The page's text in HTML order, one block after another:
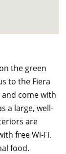
the green
to the Fiera
come with
a large, well-
are
free Wi-Fi.
food.